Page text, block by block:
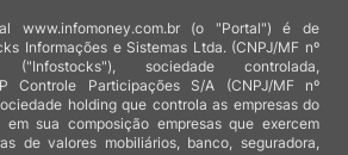
www.infomoney.com.br (o "Portal") é de
Informações e Sistemas Ltda. (CNPJ/MF nº
("Infostocks"), sociedade controlada,
Controle Participações S/A (CNPJ/MF nº
holding que controla as empresas do
sua composição empresas que exercem
de valores mobiliários, banco, seguradora,